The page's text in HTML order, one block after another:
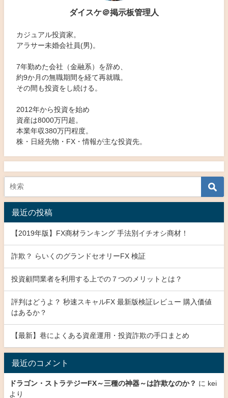
ダイスケ＠掲示板管理人
カジュアル投資家。
アラサー未婚会社員(男)。
7年勤めた会社（金融系）を辞め、
約9か月の無職期間を経て再就職。
その間も投資をし続ける。
2012年から投資を始め
資産は8000万円超。
本業年収380万円程度。
株・日経先物・FX・情報が主な投資先。
最近の投稿
【2019年版】FX商材ランキング 手法別イチオシ商材！
詐欺？ らいくのグランドセオリーFX 検証
投資顧問業者を利用する上での７つのメリットとは？
評判はどうよ？ 秒速スキャルFX 最新版検証レビュー 購入価値
はあるか？
【最新】巷によくある資産運用・投資詐欺の手口まとめ
最近のコメント
ドラゴン・ストラテジーFX～三種の神器～は詐欺なのか？ に kei
より